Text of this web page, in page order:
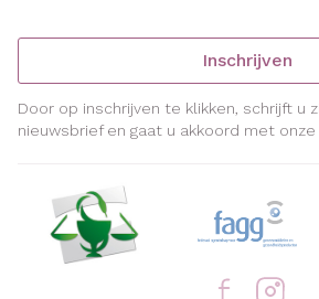
Inschrijven
Door op inschrijven te klikken, schrijft u
nieuwsbrief en gaat u akkoord met onze